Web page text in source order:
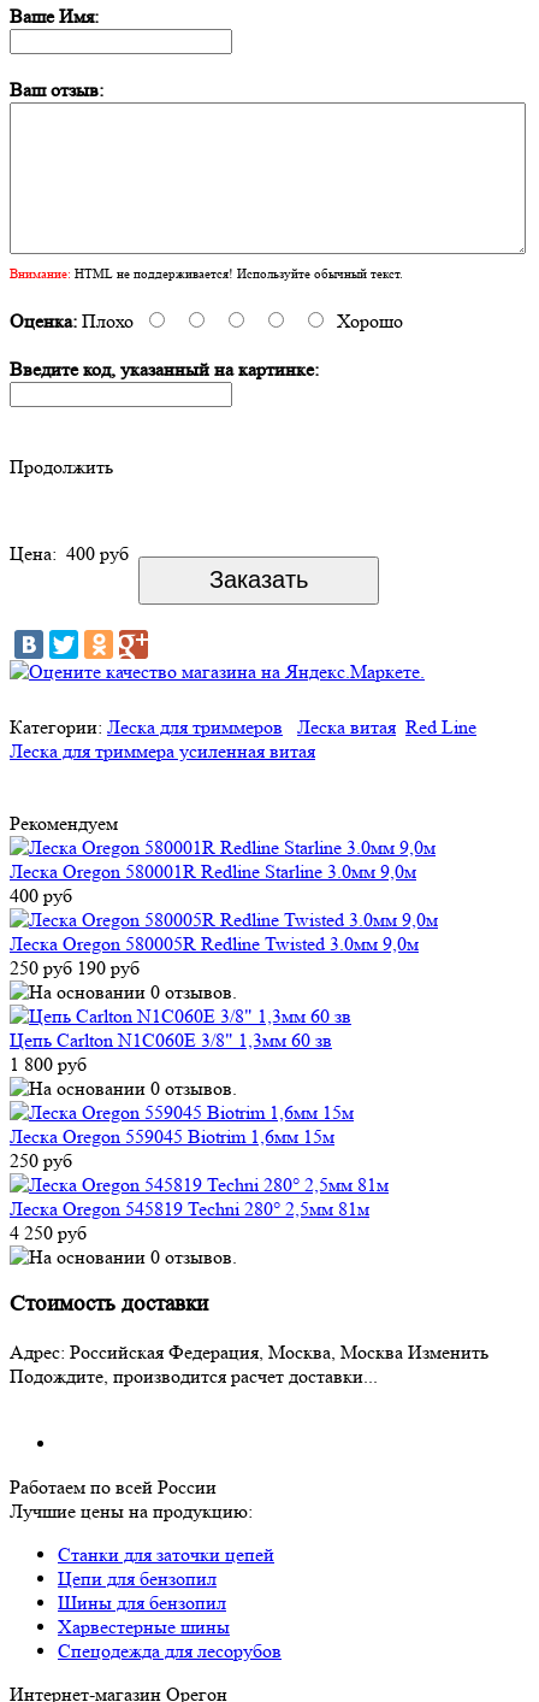
Ваше Имя:
Ваш отзыв:
Внимание: HTML не поддерживается! Используйте обычный текст.
Оценка: Плохо Хорошо
Введите код, указанный на картинке:
Продолжить
Цена: 400 руб
Категории: Леска для триммеров Леска витая Red Line
Леска для триммера усиленная витая
Рекомендуем
Леска Oregon 580001R Redline Starline 3.0мм 9,0м
400 руб
Леска Oregon 580005R Redline Twisted 3.0мм 9,0м
250 руб 190 руб
Цепь Carlton N1C060E 3/8" 1,3мм 60 зв
1 800 руб
Леска Oregon 559045 Biotrim 1,6мм 15м
250 руб
Леска Oregon 545819 Techni 280° 2,5мм 81м
4 250 руб
Стоимость доставки
Адрес: Российская Федерация, Москва, Москва Изменить
Подождите, производится расчет доставки...
Работаем по всей России
Лучшие цены на продукцию:
Станки для заточки цепей
Цепи для бензопил
Шины для бензопил
Харвестерные шины
Спецодежда для лесорубов
Интернет-магазин Орегон